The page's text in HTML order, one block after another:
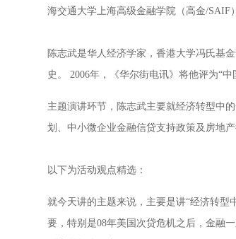
海交通大学上海高级金融学院（高金/SAIF
陈志武是华人经济学家，香港大学冯氏基
史。 2006年，《华尔街电讯》将他评为“
主题演讲环节，陈志武主要就经济转型中
划、中小微企业金融信贷支持政策及房地
以下为活动观点精选：
就今天讲的主题来说，主要是讲“经济转
要，特别是08年美国次贷危机之后，金融